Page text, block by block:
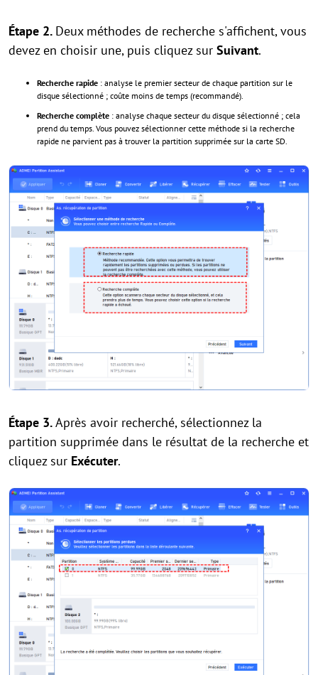
Étape 2. Deux méthodes de recherche s'affichent, vous
devez en choisir une, puis cliquez sur Suivant.
Recherche rapide : analyse le premier secteur de chaque partition sur le
disque sélectionné ; coûte moins de temps (recommandé).
Recherche complète : analyse chaque secteur du disque sélectionné ; cela
prend du temps. Vous pouvez sélectionner cette méthode si la recherche
rapide ne parvient pas à trouver la partition supprimée sur la carte SD.
Étape 3.Après avoir recherché, sélectionnez la
partition supprimée dans le résultat de la recherche et
cliquez sur Exécuter.